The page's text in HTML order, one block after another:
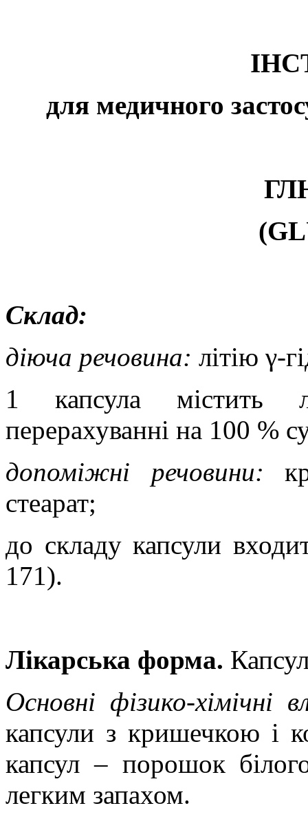
для медичного
Склад:
діюча речовина: літію γ-
1 капсула містить
перерахуванні на 100 %
допоміжні речовини:
стеарат;
до складу капсули
171).
Лікарська форма.
Основні фізико-хімічні
капсули з кришечкою і
капсул – порошок
легким запахом.